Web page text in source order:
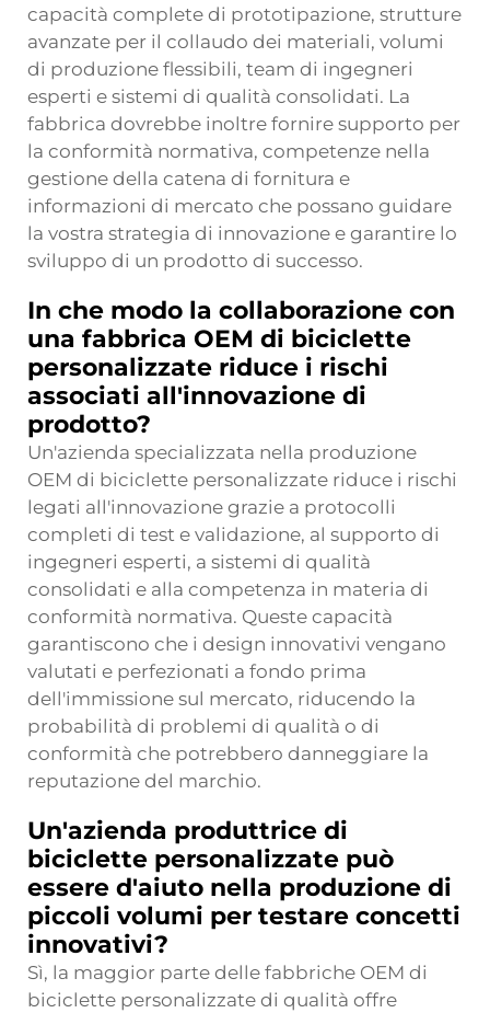
capacità complete di prototipazione, strutture
avanzate per il collaudo dei materiali, volumi
di produzione flessibili, team di ingegneri
esperti e sistemi di qualità consolidati. La
fabbrica dovrebbe inoltre fornire supporto per
la conformità normativa, competenze nella
gestione della catena di fornitura e
informazioni di mercato che possano guidare
la vostra strategia di innovazione e garantire lo
sviluppo di un prodotto di successo.
In che modo la collaborazione con
una fabbrica OEM di biciclette
personalizzate riduce i rischi
associati all'innovazione di
prodotto?
Un'azienda specializzata nella produzione
OEM di biciclette personalizzate riduce i rischi
legati all'innovazione grazie a protocolli
completi di test e validazione, al supporto di
ingegneri esperti, a sistemi di qualità
consolidati e alla competenza in materia di
conformità normativa. Queste capacità
garantiscono che i design innovativi vengano
valutati e perfezionati a fondo prima
dell'immissione sul mercato, riducendo la
probabilità di problemi di qualità o di
conformità che potrebbero danneggiare la
reputazione del marchio.
Un'azienda produttrice di
biciclette personalizzate può
essere d'aiuto nella produzione di
piccoli volumi per testare concetti
innovativi?
Sì, la maggior parte delle fabbriche OEM di
biciclette personalizzate di qualità offre